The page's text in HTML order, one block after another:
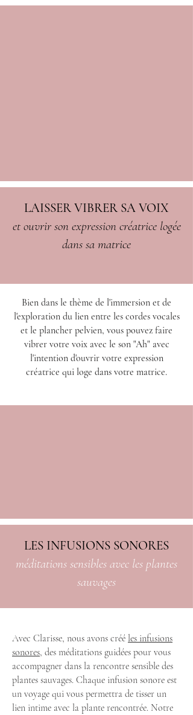
LAISSER VIBRER SA VOIX
et ouvrir son expression créatrice logée
dans sa matrice
Bien dans le thème de l'immersion et de
l'exploration du lien entre les cordes vocales
et le plancher pelvien, vous pouvez faire
vibrer votre voix avec le son "Ah" avec
l'intention d'ouvrir votre expression
créatrice qui loge dans votre matrice.
LES INFUSIONS SONORES
méditations sensibles avec les plantes
sauvages
Avec Clarisse, nous avons créé les infusions
sonores, des méditations guidées pour vous
accompagner dans la rencontre sensible des
plantes sauvages. Chaque infusion sonore est
un voyage qui vous permettra de tisser un
lien intime avec la plante rencontrée. Notre